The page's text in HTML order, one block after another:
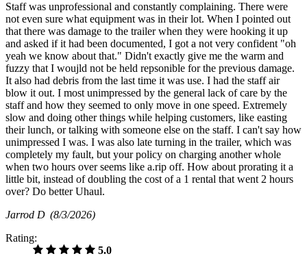
Staff was unprofessional and constantly complaining. There were
not even sure what equipment was in their lot. When I pointed out
that there was damage to the trailer when they were hooking it up
and asked if it had been documented, I got a not very confident "oh
yeah we know about that." Didn't exactly give me the warm and
fuzzy that I woujld not be held repsonible for the previous damage.
It also had debris from the last time it was use. I had the staff air
blow it out. I most unimpressed by the general lack of care by the
staff and how they seemed to only move in one speed. Extremely
slow and doing other things while helping customers, like easting
their lunch, or talking with someone else on the staff. I can't say how
unimpressed I was. I was also late turning in the trailer, which was
completely my fault, but your policy on charging another whole
when two hours over seems like a.rip off. How about prorating it a
little bit, instead of doubling the cost of a 1 rental that went 2 hours
over? Do better Uhaul.
Jarrod D (8/3/2026)
Rating:
5.0